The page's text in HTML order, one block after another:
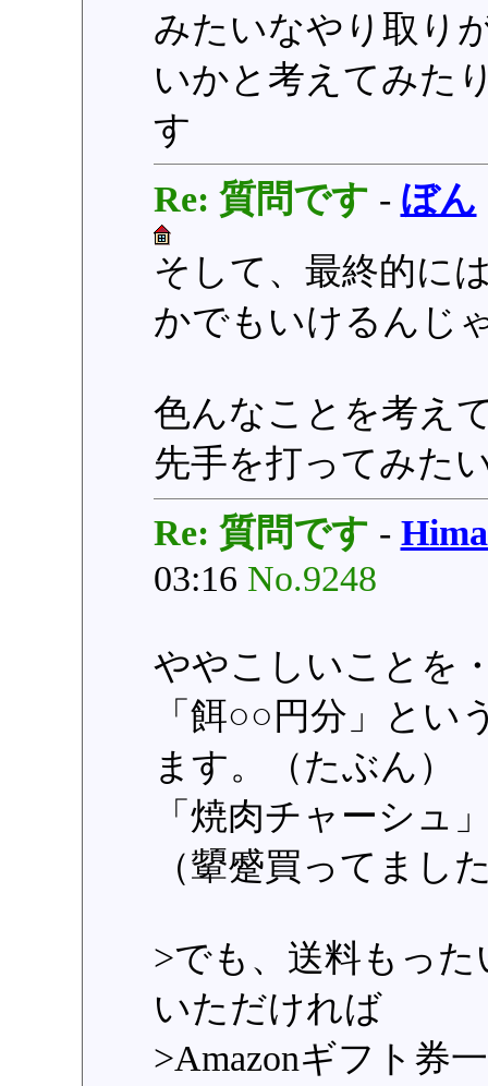
みたいなやり取り
いかと考えてみた
す
Re: 質問です - ぼん
そして、最終的に
かでもいけるんじ
色んなことを考え
先手を打ってみた
Re: 質問です -
03:16 No.9248
ややこしいことを
「餌○○円分」とい
ます。（たぶん）
「焼肉チャーシュ
（顰蹙買ってまし
>でも、送料もっ
いただければ
>Amazonギフト券